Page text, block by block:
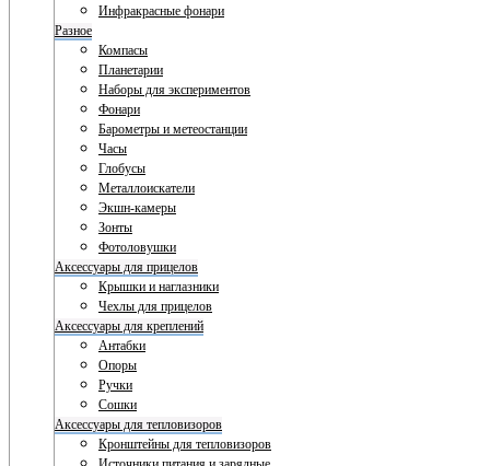
Инфракрасные фонари
Разное
Компасы
Планетарии
Наборы для экспериментов
Фонари
Барометры и метеостанции
Часы
Глобусы
Металлоискатели
Экшн-камеры
Зонты
Фотоловушки
Аксессуары для прицелов
Крышки и наглазники
Чехлы для прицелов
Аксессуары для креплений
Антабки
Опоры
Ручки
Сошки
Аксессуары для тепловизоров
Кронштейны для тепловизоров